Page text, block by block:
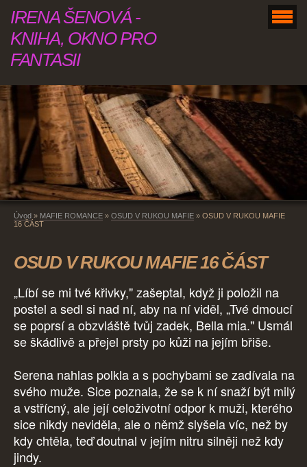
IRENA ŠENOVÁ -
KNIHA, OKNO PRO
FANTASII
Úvod » MAFIE ROMANCE » OSUD V RUKOU MAFIE » OSUD V RUKOU MAFIE
16 ČÁST
OSUD V RUKOU MAFIE 16 ČÁST
„Líbí se mi tvé křivky," zašeptal, když ji položil na
postel a sedl si nad ní, aby na ní viděl, „Tvé dmoucí
se poprsí a obzvláště tvůj zadek, Bella mia." Usmál
se škádlivě a přejel prsty po kůži na jejím břiše.
Serena nahlas polkla a s pochybami se zadívala na
svého muže. Sice poznala, že se k ní snaží být milý
a vstřícný, ale její celoživotní odpor k muži, kterého
sice nikdy neviděla, ale o němž slyšela víc, než by
kdy chtěla, teď doutnal v jejím nitru silněji než kdy
jindy.